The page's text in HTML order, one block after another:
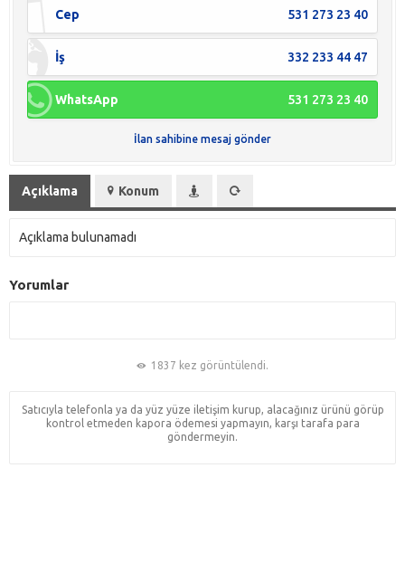
Cep 531 273 23 40
İş 332 233 44 47
WhatsApp 531 273 23 40
İlan sahibine mesaj gönder
Açıklama Konum
Açıklama bulunamadı
Yorumlar
1837 kez görüntülendi.
Satıcıyla telefonla ya da yüz yüze iletişim kurup, alacağınız ürünü görüp
kontrol etmeden kapora ödemesi yapmayın, karşı tarafa para
göndermeyin.